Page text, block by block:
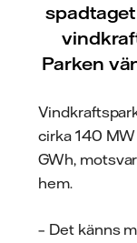
Parken
cirka 140
GWh,
hem.
– Det känns